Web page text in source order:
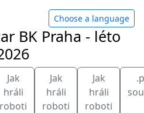
Choose a language
BK Praha - léto
Jak
hráli
roboti
Jak
hráli
roboti
Jak
hráli
roboti